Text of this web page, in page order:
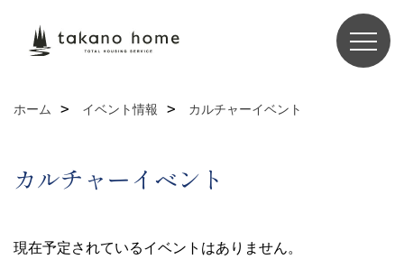
ホーム イベント情報 カルチャーイベント
カルチャーイベント
現在予定されているイベントはありません。